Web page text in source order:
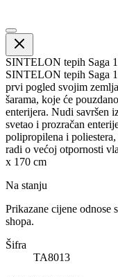
SINTELON tepih Saga
SINTELON tepih Saga
prvi pogled svojim
šarama, koje će
enterijera. Nudi savršen
svetao i prozračan
polipropilena i
radi o većoj otpornosti
x 170 cm
Na stanju
Prikazane cijene odnose
shopa.
Šifra
TA8013